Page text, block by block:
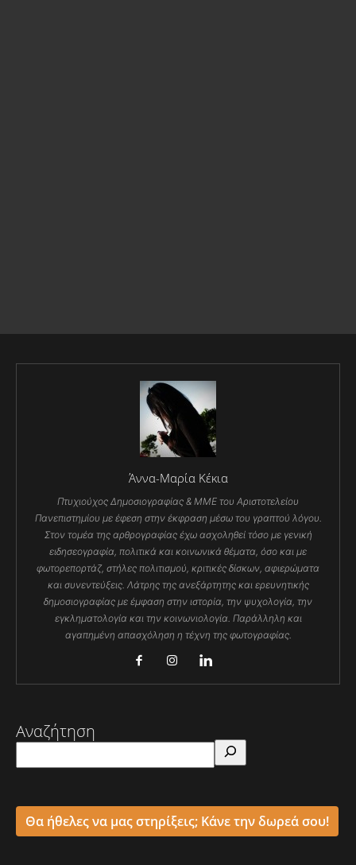
Άννα-Μαρία Κέκια
Πτυχιούχος Δημοσιογραφίας & ΜΜΕ του Αριστοτελείου
Πανεπιστημίου με έφεση στην έκφραση μέσω του γραπτού λόγου.
Στον τομέα της αρθρογραφίας έχω ασχοληθεί τόσο με γενική
ειδησεογραφία, πολιτικά και κοινωνικά θέματα, όσο και με
φωτορεπορτάζ, στήλες πολιτισμού, κριτικές δίσκων, αφιερώματα
και συνεντεύξεις. Λάτρης της ανεξάρτητης και ερευνητικής
δημοσιογραφίας με έμφαση στην ιστορία, την ψυχολογία, την
εγκληματολογία και την κοινωνιολογία. Παράλληλη και
αγαπημένη απασχόληση η τέχνη της φωτογραφίας.
Αναζήτηση
Θα ήθελες να μας στηρίξεις; Κάνε την δωρεά σου!